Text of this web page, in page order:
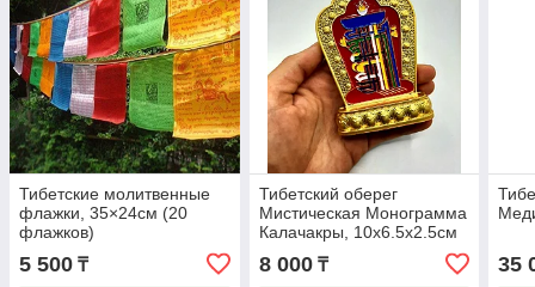
Тибетские молитвенные
флажки, 35×24см (20
флажков)
5 500 ₸
Тибетский оберег
Мистическая Монограмма
Калачакры, 10х6.5х2.5см
8 000₸ 35